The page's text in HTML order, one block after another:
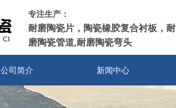
专注生产：
耐磨陶瓷片，陶瓷橡胶复合衬板，耐
磨陶瓷管道,耐磨陶瓷弯头
公司简介 新闻中心